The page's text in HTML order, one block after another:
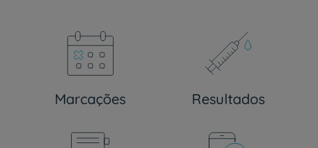
Marcações Resultados